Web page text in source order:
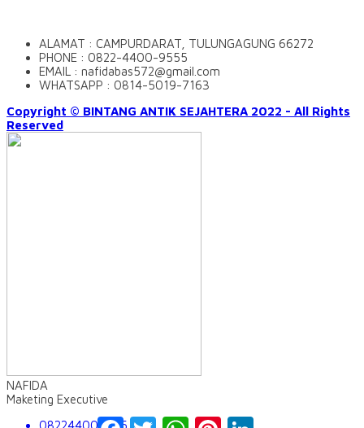
ALAMAT : CAMPURDARAT, TULUNGAGUNG 66272
PHONE : 0822-4400-9555
EMAIL : nafidabas572@gmail.com
WHATSAPP : 0814-5019-7163
Copyright © BINTANG ANTIK SEJAHTERA 2022 - All Rights
Reserved
NAFIDA
Maketing Executive
082244009555FacebookTwitterWhatsAppPinterest